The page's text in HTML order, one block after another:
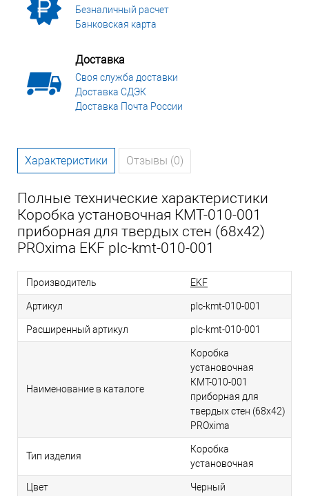
Безналичный расчет
Банковская карта
Доставка
Своя служба доставки
Доставка СДЭК
Доставка Почта России
Характеристики Отзывы (0)
Полные технические характеристики
Коробка установочная КМТ-010-001
приборная для твердых стен (68х42)
PROxima EKF plc-kmt-010-001
Производитель EKF
Артикул plc-kmt-010-001
Расширенный артикул plc-kmt-010-001
Наименование в каталоге
Коробка
установочная
КМТ-010-001
приборная для
твердых стен (68х42)
PROxima
Тип изделия
Коробка
установочная
Цвет Черный